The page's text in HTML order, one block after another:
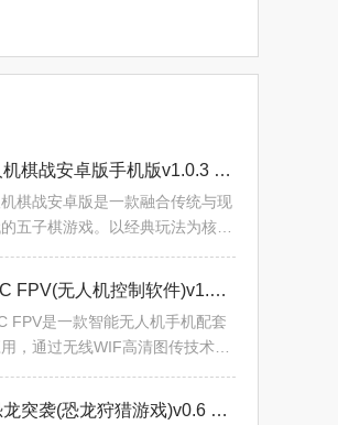
人机棋战安卓版手机版v1.0.3 免费版
机棋战安卓版是一款融合传统与现
五子棋游戏。以经典玩法为核
则简单，操作易上手，能
RC FPV(无人机控制软件)v1.5.7 安卓版
FPV是一款智能无人机手机配套
，通过无线WIF高清图传技术控
，如重力感应、绘制轨迹等，还能
恐龙突袭(恐龙狩猎游戏)v0.6 安卓版